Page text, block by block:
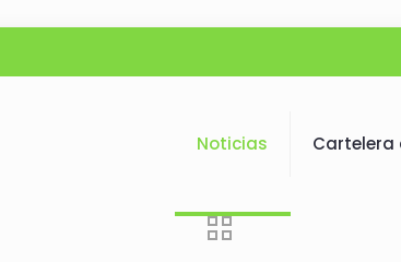
Noticias Cartelera